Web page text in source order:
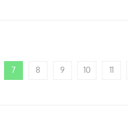
7 8 9 10 11